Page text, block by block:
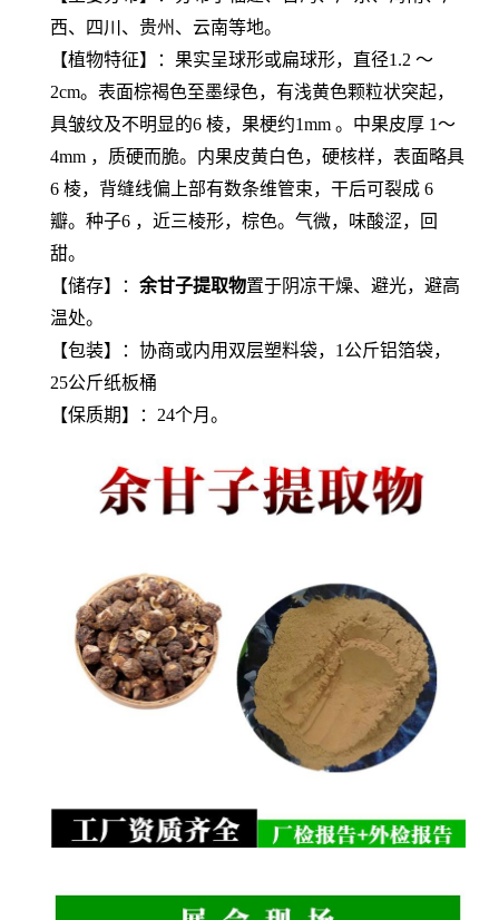
西、四川、贵州、云南等地。
【植物特征】：果实呈球形或扁球形，直径1.2 ～
2cm。表面棕褐色至墨绿色，有浅黄色颗粒状突起，
具皱纹及不明显的6 棱，果梗约1mm 。中果皮厚 1～
4mm ，质硬而脆。内果皮黄白色，硬核样，表面略具
6 棱，背缝线偏上部有数条维管束，干后可裂成 6
瓣。种子6 ，近三棱形，棕色。气微，味酸涩，回
甜。
【储存】： 余甘子提取物置于阴凉干燥、避光，避高
温处。
【包装】：协商或内用双层塑料袋，1公斤铝箔袋，
25公斤纸板桶
【保质期】：24个月。